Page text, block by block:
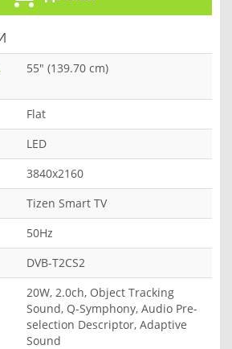
55" (139.70 cm)
Flat
LED
3840x2160
Tizen Smart TV
50Hz
DVB-T2CS2
20W, 2.0ch, Object Tracking
Sound, Q-Symphony, Audio Pre-
selection Descriptor, Adaptive
Sound